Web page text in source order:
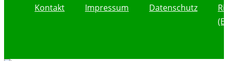
Kontakt Impressum Datenschutz